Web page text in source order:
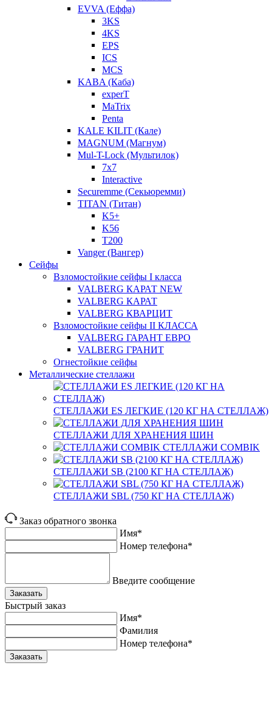
EVVA (Еффа)
3KS
4KS
EPS
ICS
MCS
KABA (Каба)
experT
MaTrix
Penta
KALE KILIT (Кале)
MAGNUM (Магнум)
Mul-T-Lock (Мультилок)
7x7
Interactive
Securemme (Секьюремми)
TITAN (Титан)
K5+
K56
T200
Vanger (Вангер)
Сейфы
Взломостойкие сейфы I класса
VALBERG КАРАТ NEW
VALBERG КАРАТ
VALBERG КВАРЦИТ
Взломостойкие сейфы II КЛАССА
VALBERG ГАРАНТ ЕВРО
VALBERG ГРАНИТ
Огнестойкие сейфы
Металлические стеллажи
СТЕЛЛАЖИ ES ЛЕГКИЕ (120 КГ НА СТЕЛЛАЖ)
СТЕЛЛАЖИ ДЛЯ ХРАНЕНИЯ ШИН
СТЕЛЛАЖИ COMBIK
СТЕЛЛАЖИ SB (2100 КГ НА СТЕЛЛАЖ)
СТЕЛЛАЖИ SBL (750 КГ НА СТЕЛЛАЖ)
Заказ обратного звонка
Имя*
Номер телефона*
Введите сообщение
Заказать
Быстрый заказ
Имя*
Фамилия
Номер телефона*